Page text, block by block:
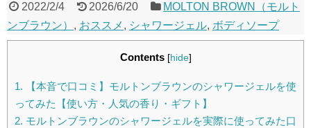
2022/2/4 2026/6/20
MOLTON BROWN（モルト
ンブラウン） , おススメ , シャワージェル, ボディソープ
Contents [hide]
1. 【本音で口コミ】モルトンブラウンのシャワージェルを使
ってみた【使い方・人気の香り・ギフト】
2. モルトンブラウンのシャワージェルを実際に使ってみた口